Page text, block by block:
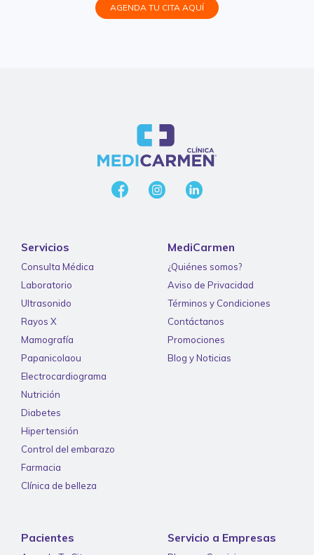
AGENDA TU CITA AQUÍ
Servicios
Consulta Médica
Laboratorio
Ultrasonido
Rayos X
Mamografía
Papanicolaou
Electrocardiograma
Nutrición
Diabetes
Hipertensión
Control del embarazo
Farmacia
Clínica de belleza
MediCarmen
¿Quiénes somos?
Aviso de Privacidad
Términos y Condiciones
Contáctanos
Promociones
Blog y Noticias
Pacientes Servicio a Empresas